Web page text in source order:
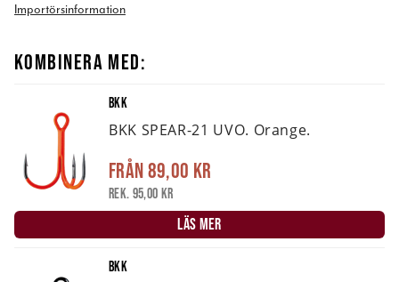
Importörsinformation
KOMBINERA MED:
BKK
BKK SPEAR-21 UVO. Orange.
Från89,00 kr
Rek. 95,00 kr
LÄS MER
BKK